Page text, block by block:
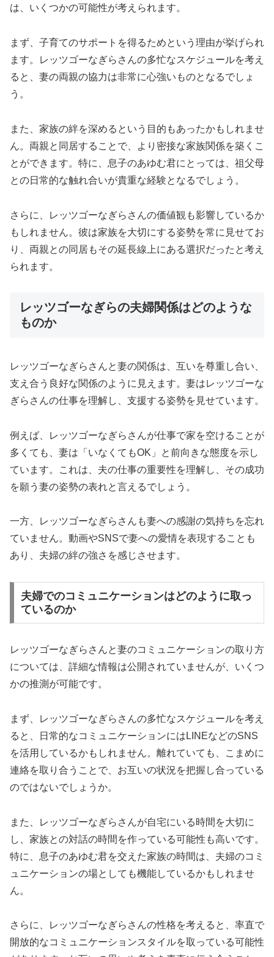
は、いくつかの可能性が考えられます。
まず、子育てのサポートを得るためという理由が挙げられ
ます。レッツゴーなぎらさんの多忙なスケジュールを考え
ると、妻の両親の協力は非常に心強いものとなるでしょ
う。
また、家族の絆を深めるという目的もあったかもしれませ
ん。両親と同居することで、より密接な家族関係を築くこ
とができます。特に、息子のあゆむ君にとっては、祖父母
との日常的な触れ合いが貴重な経験となるでしょう。
さらに、レッツゴーなぎらさんの価値観も影響しているか
もしれません。彼は家族を大切にする姿勢を常に見せてお
り、両親との同居もその延長線上にある選択だったと考え
られます。
レッツゴーなぎらの夫婦関係はどのような
ものか
レッツゴーなぎらさんと妻の関係は、互いを尊重し合い、
支え合う良好な関係のように見えます。妻はレッツゴーな
ぎらさんの仕事を理解し、支援する姿勢を見せています。
例えば、レッツゴーなぎらさんが仕事で家を空けることが
多くても、妻は「いなくてもOK」と前向きな態度を示し
ています。これは、夫の仕事の重要性を理解し、その成功
を願う妻の姿勢の表れと言えるでしょう。
一方、レッツゴーなぎらさんも妻への感謝の気持ちを忘れ
ていません。動画やSNSで妻への愛情を表現することも
あり、夫婦の絆の強さを感じさせます。
夫婦でのコミュニケーションはどのように取っ
ているのか
レッツゴーなぎらさんと妻のコミュニケーションの取り方
については、詳細な情報は公開されていませんが、いくつ
かの推測が可能です。
まず、レッツゴーなぎらさんの多忙なスケジュールを考え
ると、日常的なコミュニケーションにはLINEなどのSNS
を活用しているかもしれません。離れていても、こまめに
連絡を取り合うことで、お互いの状況を把握し合っている
のではないでしょうか。
また、レッツゴーなぎらさんが自宅にいる時間を大切に
し、家族との対話の時間を作っている可能性も高いです。
特に、息子のあゆむ君を交えた家族の時間は、夫婦のコミ
ュニケーションの場としても機能しているかもしれませ
ん。
さらに、レッツゴーなぎらさんの性格を考えると、率直で
開放的なコミュニケーションスタイルを取っている可能性